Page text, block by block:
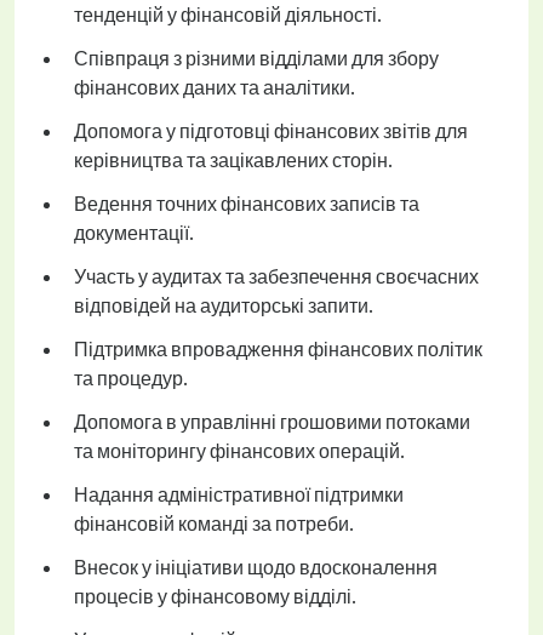
тенденцій у фінансовій діяльності.
Співпраця з різними відділами для збору
фінансових даних та аналітики.
Допомога у підготовці фінансових звітів для
керівництва та зацікавлених сторін.
Ведення точних фінансових записів та
документації.
Участь у аудитах та забезпечення своєчасних
відповідей на аудиторські запити.
Підтримка впровадження фінансових політик
та процедур.
Допомога в управлінні грошовими потоками
та моніторингу фінансових операцій.
Надання адміністративної підтримки
фінансовій команді за потреби.
Внесок у ініціативи щодо вдосконалення
процесів у фінансовому відділі.